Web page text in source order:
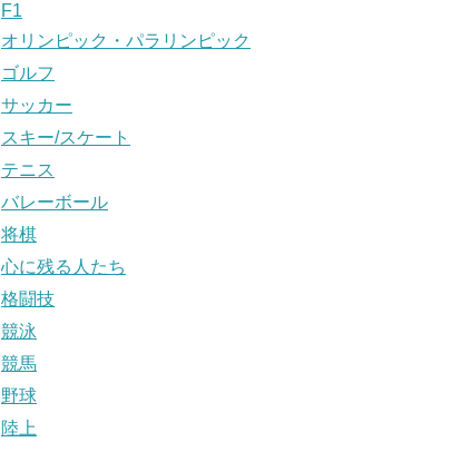
F1
オリンピック・パラリンピック
ゴルフ
サッカー
スキー/スケート
テニス
バレーボール
将棋
心に残る人たち
格闘技
競泳
競馬
野球
陸上